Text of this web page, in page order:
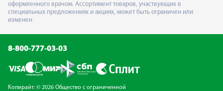
оформленного врачом. Ассортимент товаров, участвующих в
специальных предложениях и акциях, может быть ограничен или
изменен
8-800-777-03-03
Копирайт: © 2026 Общество с ограниченной